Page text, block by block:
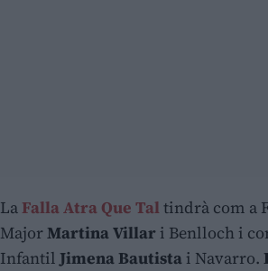
La Falla Atra Que Taltindrà com a
MajorMartina Villar i Benlloch i
Infantil Jimena Bautista i Navarro.